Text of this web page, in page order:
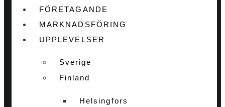
FÖRETAGANDE
MARKNADSFÖRING
UPPLEVELSER
Sverige
Finland
Helsingfors